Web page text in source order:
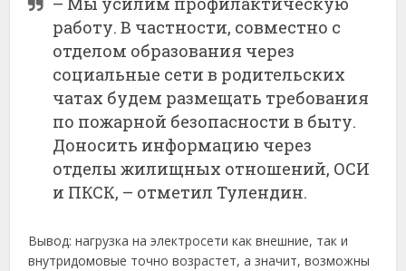
работу. В частности, совместно с
отделом образования через
социальные сети в родительских
чатах будем размещать требования
по пожарной безопасности в быту.
Доносить информацию через
отделы жилищных отношений, ОСИ
и ПКСК, – отметил Тулендин.
Вывод: нагрузка на электросети как внешние, так и
внутридомовые точно возрастет, а значит, возможны